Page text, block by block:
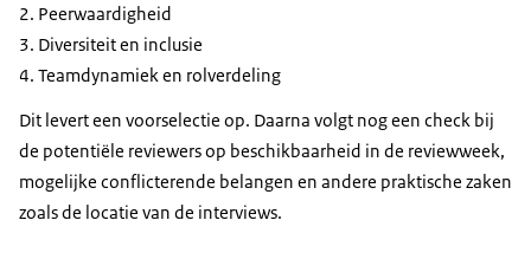
Peerwaardigheid
Diversiteit en inclusie
Teamdynamiek en rolverdeling
Dit levert een voorselectie op. Daarna volgt nog een check bij
de potentiële reviewers op beschikbaarheid in de reviewweek,
mogelijke conflicterende belangen en andere praktische zaken
zoals de locatie van de interviews.